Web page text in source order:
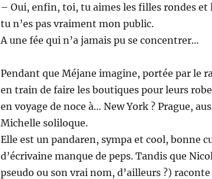
– Oui, enfin, toi, tu aimes les filles rondes
tu n’es pas vraiment mon public.
A une fée qui n’a jamais pu se concentrer…
Pendant que Méjane imagine, portée par le
en train de faire les boutiques pour leurs
en voyage de noce à… New York ? Prague,
Michelle soliloque.
Elle est un pandaren, sympa et cool, bonne
d’écrivaine manque de peps. Tandis que
pseudo ou son vrai nom, d’ailleurs ?)